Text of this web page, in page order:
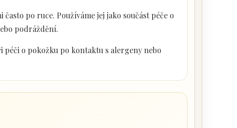
po ruce. Používáme jej jako součást péče o
podráždění.
o pokožku po kontaktu s alergeny nebo